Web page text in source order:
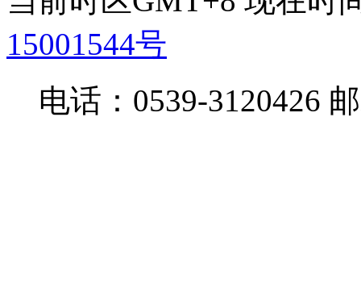
15001544号
电话：0539-3120426